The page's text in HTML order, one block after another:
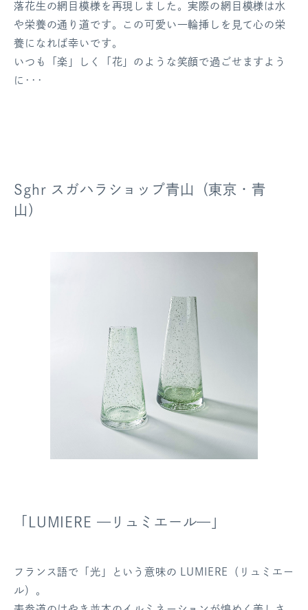
落花生の網目模様を再現しました。実際の網目模様は水
や栄養の通り道です。この可愛い一輪挿しを見て心の栄
養になれば幸いです。
いつも「楽」しく「花」のような笑顔で過ごせますよう
に･･･
Sghr スガハラショップ青山（東京・青
山）
「LUMIERE —リュミエール—」
フランス語で「光」という意味の LUMIERE（リュミエー
ル）。